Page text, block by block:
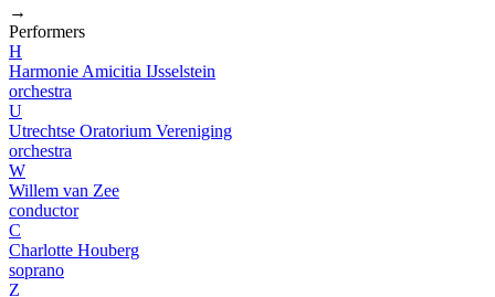
→
Performers
H
Harmonie Amicitia IJsselstein
orchestra
U
Utrechtse Oratorium Vereniging
orchestra
W
Willem van Zee
conductor
C
Charlotte Houberg
soprano
Z